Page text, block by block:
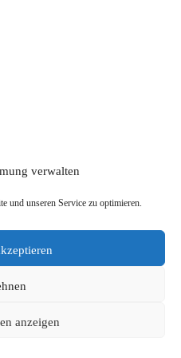
verwalten
und unseren Service zu optimieren.
anzeigen